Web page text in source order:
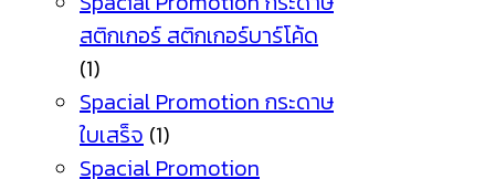
สติกเกอร์ สติกเกอร์บาร์โค้ด
(1)
Spacial Promotion กระดาษ
ใบเสร็จ (1)
Spacial Promotion